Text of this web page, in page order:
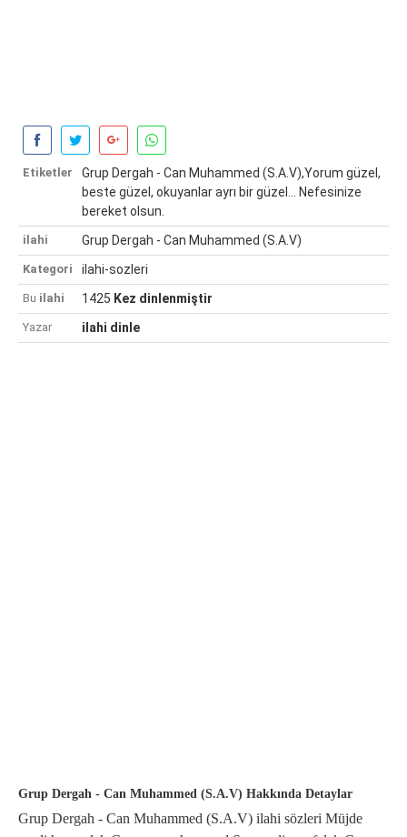
Etiketler
Grup Dergah - Can Muhammed (S.A.V),Yorum güzel,
beste güzel, okuyanlar ayrı bir güzel... Nefesinize
bereket olsun.
ilahi Grup Dergah - Can Muhammed (S.A.V)
Kategori ilahi-sozleri
Bu ilahi 1425 Kez dinlenmiştir
Yazar ilahi dinle
Grup Dergah - Can Muhammed (S.A.V) Hakkında Detaylar
Grup Dergah - Can Muhammed (S.A.V) ilahi sözleri Müjde